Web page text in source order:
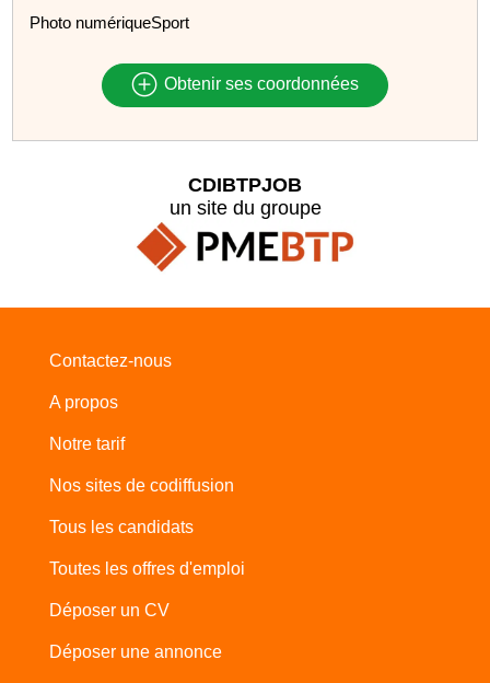
Photo numériqueSport
Obtenir ses coordonnées
CDIBTPJOB
un site du groupe
Contactez-nous
A propos
Notre tarif
Nos sites de codiffusion
Tous les candidats
Toutes les offres d'emploi
Déposer un CV
Déposer une annonce